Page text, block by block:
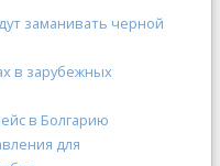
заманивать черной
в зарубежных
в Болгарию
для